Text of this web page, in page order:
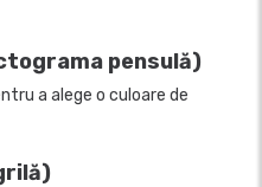
pensulă)
a alege o culoare de